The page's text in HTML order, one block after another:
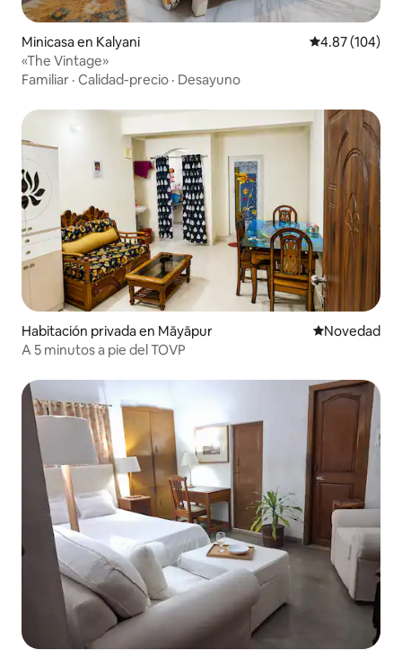
Minicasa en Kalyani Calificación
4.87 (104)
«The Vintage»
Familiar · Calidad-precio · Desayuno
Habitación privada en Māyāpur Lugar para
Novedad
A 5 minutos a pie del TOVP